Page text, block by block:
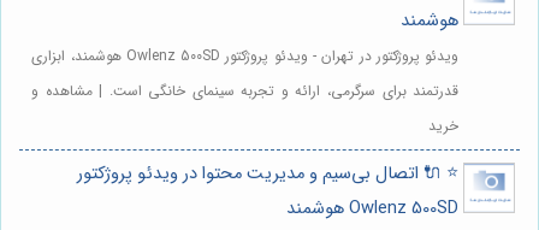
هوشمند
ویدئو پروژکتور در تهران - ویدئو پروژکتور Owlenz 500SD هوشمند، ابزاری
قدرتمند برای سرگرمی، ارائه و تجربه سینمای خانگی است. | مشاهده و
خرید
⭐️ 🔌 اتصال بی‌سیم و مدیریت محتوا در ویدئو پروژکتور
Owlenz 500SD هوشمند